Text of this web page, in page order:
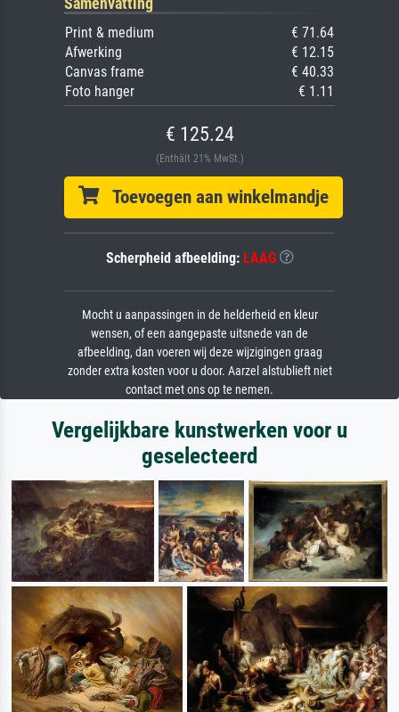
Print & medium
€ 71.64
Afwerking
€ 12.15
Canvas frame
€ 40.33
Foto hanger
€ 1.11
€ 125.24
(Enthält 21% MwSt.)
Toevoegen aan winkelmandje
Scherpheid afbeelding: LAAG
Mocht u aanpassingen in de helderheid en kleur
wensen, of een aangepaste uitsnede van de
afbeelding, dan voeren wij deze wijzigingen graag
zonder extra kosten voor u door. Aarzel alstublieft niet
contact met ons op te nemen.
Vergelijkbare kunstwerken voor u
geselecteerd